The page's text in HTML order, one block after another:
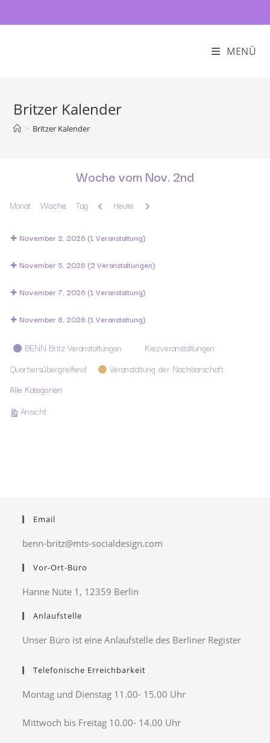
MENÜ
Britzer Kalender
> Britzer Kalender
Woche vom Nov. 2nd
Monat Woche Tag Zurück
Heute Weiter
November 2, 2026 (1 Veranstaltung)
November 5, 2026 (2 Veranstaltungen)
November 7, 2026 (1 Veranstaltung)
November 8, 2026 (1 Veranstaltung)
Kategorien
BENN Britz Veranstaltungen
Kiezveranstaltungen
Quartiersübergreifend
Veranstaltung der Nachbarschaft
Alle Kategorien
Ansichtausdrucken
Email
benn-britz@mts-socialdesign.com
Vor-Ort-Büro
Hanne Nüte 1, 12359 Berlin
Anlaufstelle
Unser Büro ist eine Anlaufstelle des Berliner Register
Telefonische Erreichbarkeit
Montag und Dienstag 11.00- 15.00 Uhr
Mittwoch bis Freitag 10.00- 14.00 Uhr